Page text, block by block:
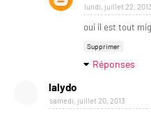
lundi, juillet 22, 2013
oui il est tout
Supprimer
Réponses
lalydo
samedi, juillet 20, 2013